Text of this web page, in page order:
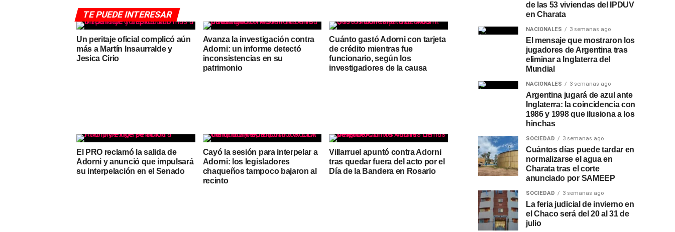
TE PUEDE INTERESAR
Un peritaje oficial complicó aún
más a Martín Insaurralde y
Jesica Cirio
Avanza la investigación contra
Adorni: un informe detectó
inconsistencias en su
patrimonio
Cuánto gastó Adorni con tarjeta
de crédito mientras fue
funcionario, según los
investigadores de la causa
El PRO reclamó la salida de
Adorni y anunció que impulsará
su interpelación en el Senado
Cayó la sesión para interpelar a
Adorni: los legisladores
chaqueños tampoco bajaron al
recinto
Villarruel apuntó contra Adorni
tras quedar fuera del acto por el
Día de la Bandera en Rosario
de las 53 viviendas del IPDUV
en Charata
NACIONALES 3 semanas ago
El mensaje que mostraron los
jugadores de Argentina tras
eliminar a Inglaterra del
Mundial
NACIONALES 3 semanas ago
Argentina jugará de azul ante
Inglaterra: la coincidencia con
1986 y 1998 que ilusiona a los
hinchas
SOCIEDAD 3 semanas ago
Cuántos días puede tardar en
normalizarse el agua en
Charata tras el corte
anunciado por SAMEEP
SOCIEDAD 3 semanas ago
La feria judicial de invierno en
el Chaco será del 20 al 31 de
julio